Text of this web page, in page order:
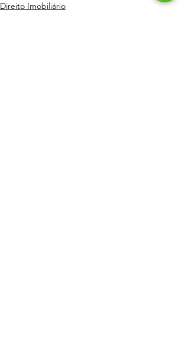
Direito Imobiliário